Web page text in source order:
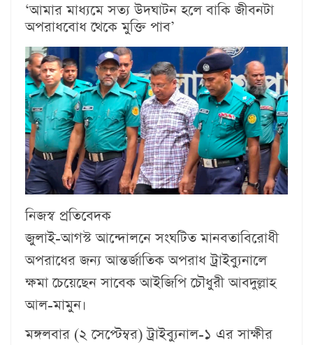
‘আমার মাধ্যমে সত্য উদঘাটন হলে বাকি জীবনটা
অপরাধবোধ থেকে মুক্তি পাব’
নিজস্ব প্রতিবেদক
জুলাই-আগস্ট আন্দোলনে সংঘটিত মানবতাবিরোধী
অপরাধের জন্য আন্তর্জাতিক অপরাধ ট্রাইব্যুনালে
ক্ষমা চেয়েছেন সাবেক আইজিপি চৌধুরী আবদুল্লাহ
আল-মামুন।
মঙ্গলবার (২ সেপ্টেম্বর) ট্রাইব্যুনাল-১ এর সাক্ষীর